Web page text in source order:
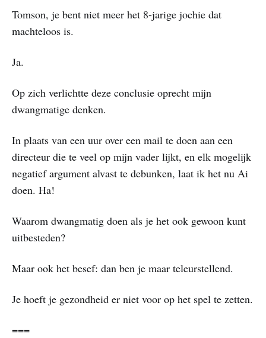
Tomson, je bent niet meer het 8-jarige jochie dat
machteloos is.
Ja.
Op zich verlichtte deze conclusie oprecht mijn
dwangmatige denken.
In plaats van een uur over een mail te doen aan een
directeur die te veel op mijn vader lijkt, en elk mogelijk
negatief argument alvast te debunken, laat ik het nu Ai
doen. Ha!
Waarom dwangmatig doen als je het ook gewoon kunt
uitbesteden?
Maar ook het besef: dan ben je maar teleurstellend.
Je hoeft je gezondheid er niet voor op het spel te zetten.
===